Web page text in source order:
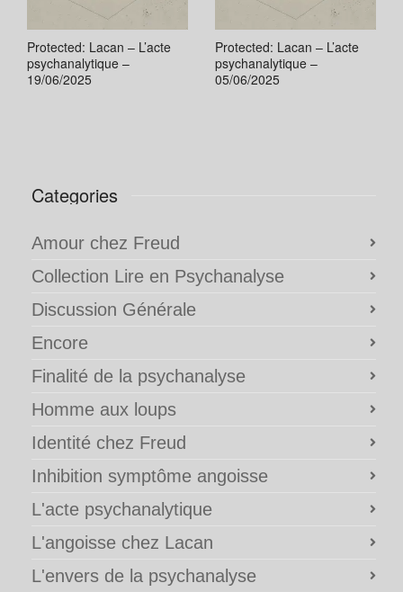
Protected: Lacan – L’acte
psychanalytique –
19/06/2025
Protected: Lacan – L’acte
psychanalytique –
05/06/2025
Categories
Amour chez Freud
Collection Lire en Psychanalyse
Discussion Générale
Encore
Finalité de la psychanalyse
Homme aux loups
Identité chez Freud
Inhibition symptôme angoisse
L'acte psychanalytique
L'angoisse chez Lacan
L'envers de la psychanalyse